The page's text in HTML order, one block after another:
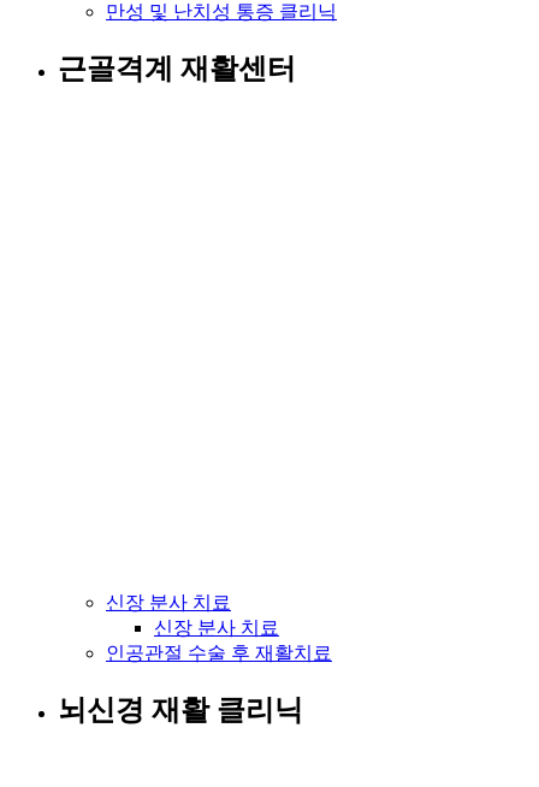
만성 및 난치성 통증 클리닉
근골격계 재활센터
신장 분사 치료
신장 분사 치료
인공관절 수술 후 재활치료
뇌신경 재활 클리닉